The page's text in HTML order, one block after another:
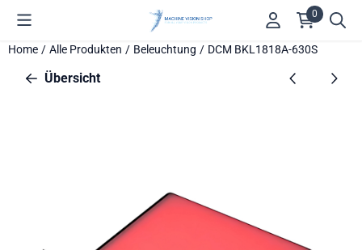
Cookie-Einstellungen verfügbar. Einstellungen wählen oder alle
0
Home / Alle Produkten / Beleuchtung / DCM BKL1818A-630S
Übersicht